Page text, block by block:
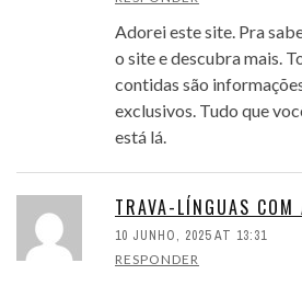
Adorei este site. Pra
o site e descubra mais.
contidas são
exclusivos. Tudo que
está lá.
TRAVA-LÍNGUAS COM
10 JUNHO, 2025 AT 13:31
RESPONDER